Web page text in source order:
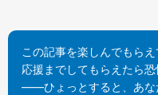
この記事を楽しんでもらえ
応援までしてもらえたら恐
——ひょっとすると、あな